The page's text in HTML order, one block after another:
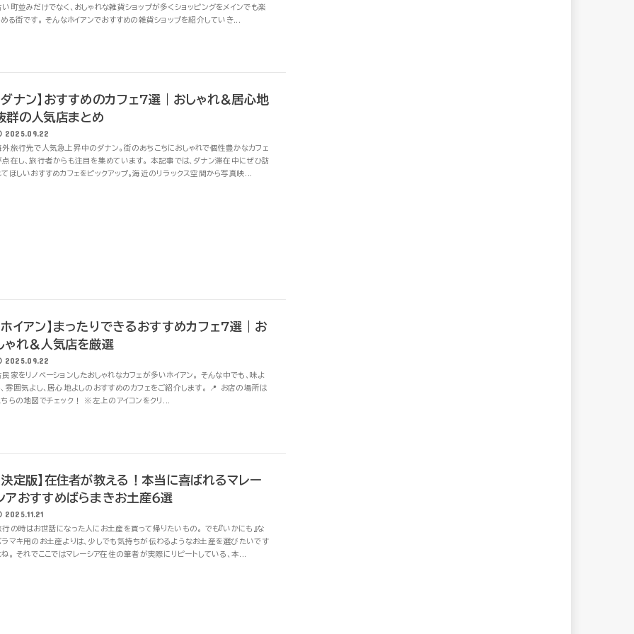
い町並みだけでなく、おしゃれな雑貨ショップが多くショッピングをメインでも楽
める街です。 そんなホイアンでおすすめの雑貨ショップを紹介していき...
ダナン】おすすめのカフェ7選｜おしゃれ＆居心地
群の人気店まとめ
2025.09.22
外旅行先で人気急上昇中のダナン。街のあちこちにおしゃれで個性豊かなカフェ
点在し、旅行者からも注目を集めています。 本記事では、ダナン滞在中にぜひ訪
てほしいおすすめカフェをピックアップ。海近のリラックス空間から写真映...
ホイアン】まったりできるおすすめカフェ7選｜お
ゃれ＆人気店を厳選
2025.09.22
民家をリノベーションしたおしゃれなカフェが多いホイアン。 そんな中でも、味よ
、雰囲気よし、居心地よしのおすすめのカフェをご紹介します。 📍 お店の場所は
ちらの地図でチェック！ ※左上のアイコンをクリ...
決定版】在住者が教える！本当に喜ばれるマレー
アおすすめばらまきお土産６選
2025.11.21
行の時はお世話になった人にお土産を買って帰りたいもの。 でも『いかにも』な
ラマキ用のお土産よりは、少しでも気持ちが伝わるようなお土産を選びたいです
ね。 それでここではマレーシア在住の筆者が実際にリピートしている、本...